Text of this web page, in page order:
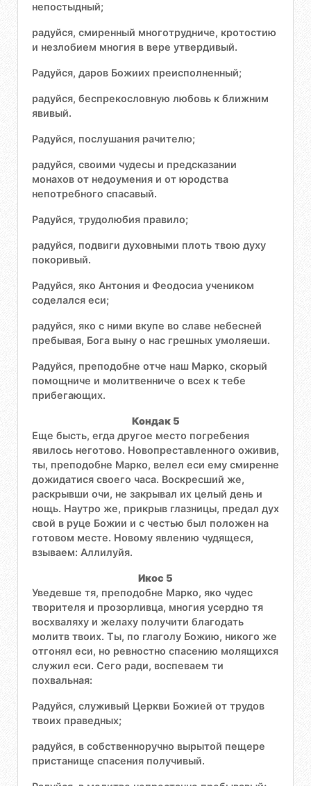
непостыдный;
радуйся, смиренный многотрудниче, кротостию
и незлобием многия в вере утвердивый.
Радуйся, даров Божиих преисполненный;
радуйся, беспрекословную любовь к ближним
явивый.
Радуйся, послушания рачителю;
радуйся, своими чудесы и предсказании
монахов от недоумения и от юродства
непотребного спасавый.
Радуйся, трудолюбия правило;
радуйся, подвиги духовными плоть твою духу
покоривый.
Радуйся, яко Антония и Феодосиа учеником
соделался еси;
радуйся, яко с ними вкупе во славе небесней
пребывая, Бога выну о нас грешных умоляеши.
Радуйся, преподобне отче наш Марко, скорый
помощниче и молитвенниче о всех к тебе
прибегающих.
Кондак 5
Еще бысть, егда другое место погребения
явилось неготово. Новопреставленного оживив,
ты, преподобне Марко, велел еси ему смиренне
дожидатися своего часа. Воскресший же,
раскрывши очи, не закрывал их целый день и
нощь. Наутро же, прикрыв глазницы, предал дух
свой в руце Божии и с честью был положен на
готовом месте. Новому явлению чудящеся,
взываем: Аллилуйя.
Икос 5
Уведевше тя, преподобне Марко, яко чудес
творителя и прозорливца, многия усердно тя
восхваляху и желаху получити благодать
молитв твоих. Ты, по глаголу Божию, никого же
отгонял еси, но ревностно спасению молящихся
служил еси. Сего ради, воспеваем ти
похвальная:
Радуйся, служивый Церкви Божией от трудов
твоих праведных;
радуйся, в собственноручно вырытой пещере
пристанище спасения получивый.